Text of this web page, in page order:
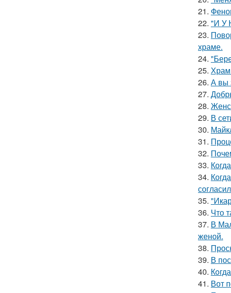
21.
22. "И У
23.
храме.
24.
25. Храм
26. А вы
27.
28.
29. В
30.
31.
32.
33.
34.
35.
36. Что
37. В
женой.
38.
39. В
40.
41. Вот